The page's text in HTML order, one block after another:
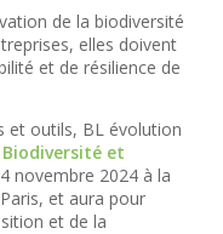
de la biodiversité
elles doivent
et de résilience de
et outils, BL évolution
et
novembre 2024 à la
et aura pour
et de la